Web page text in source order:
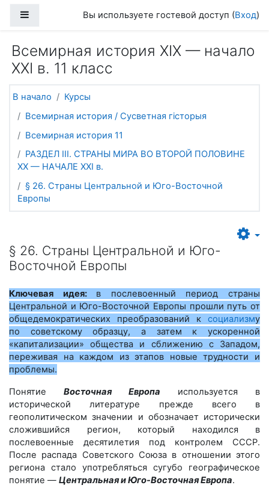
Боковая панельВы используете гостевой доступ (Вход)
Всемирная история ХІХ — начало
ХХІ в. 11 класс
В начало
Курсы
Всемирная история / Сусветная гісторыя
Всемирная история 11
РАЗДЕЛ ІІІ. СТРАНЫ МИРА ВО ВТОРОЙ ПОЛОВИНЕ
ХХ — НАЧАЛЕ ХХІ в.
§ 26. Страны Центральной и Юго-Восточной
Европы
§ 26. Страны Центральной и Юго-
Восточной Европы
Ключевая идея: в послевоенный период страны
Центральной и Юго-Восточной Европы прошли путь от
общедемократических преобразований к социализму
по советскому образцу, а затем к ускоренной
«капитализации» общества и сближению с Западом,
переживая на каждом из этапов новые трудности и
проблемы.
Понятие Восточная Европа используется в
исторической литературе прежде всего в
геополитическом значении и обозначает исторически
сложившийся регион, который находился в
послевоенные десятилетия под контролем СССР.
После распада Советского Союза в отношении этого
региона стало употребляться сугубо географическое
понятие — Центральная и Юго-Восточная Европа.